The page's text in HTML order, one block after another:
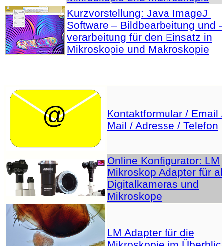
Kurzvorstellung: Java ImageJ
Software – Bildbearbeitung und -
verarbeitung für den Einsatz in
Mikroskopie und Makroskopie
Kontaktformular / Email
Mail / Adresse / Telefon
Online Konfigurator: LM
Mikroskop Adapter für
Digitalkameras und
Mikroskope
LM Adapter für die